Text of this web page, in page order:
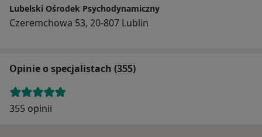
Lubelski Ośrodek Psychodynamiczny
Czeremchowa 53, 20-807 Lublin
Opinie o specjalistach (355)
355 opinii